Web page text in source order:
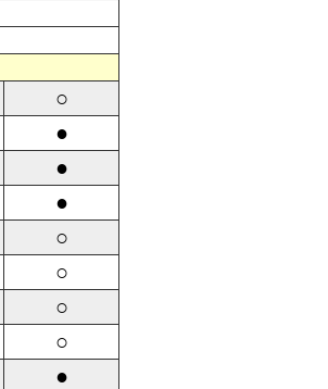
○
●
●
●
○
○
○
○
●